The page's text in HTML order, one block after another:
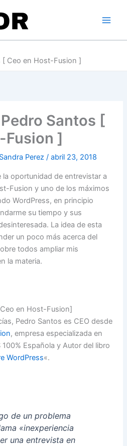
[ Ceo en Host-Fusion ]
Santos [
Fusion ]
Sandra Perez/abril 23, 2018
la oportunidad de entrevistar a
Fusion y uno de los máximos
WordPress, en principio
su tiempo y sus
La idea de esta
un poco más acerca del
todos ampliar mis
la materia.
en Host-Fusion]
Pedro Santos es CEO desde
, empresa especializada en
Española y Autor del libro
WordPress«.
de un problema
«inexperiencia
una entrevista en